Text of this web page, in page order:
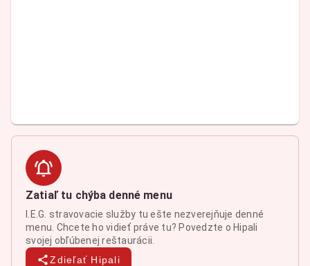
Zatiaľ tu chýba denné menu
I.E.G. stravovacie služby tu ešte nezverejňuje denné
menu. Chcete ho vidieť práve tu? Povedzte o Hipali
svojej obľúbenej reštaurácii.
Zdieľať Hipali